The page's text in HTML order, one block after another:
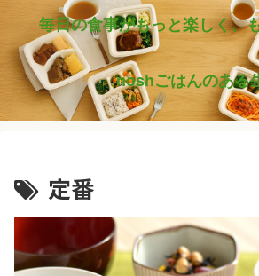
毎日の食事がもっと楽しく、
noshごはんのある
定番